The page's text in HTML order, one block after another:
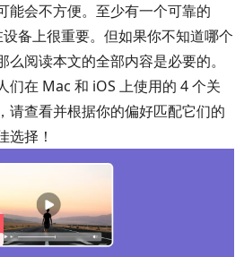
能会不方便。至少有一个可靠的
备上很重要。但如果你不知道哪个
阅读本文的全部内容是必要的。
们在 Mac 和 iOS 上使用的 4 个关
请查看并根据你的偏好匹配它们的
选择！